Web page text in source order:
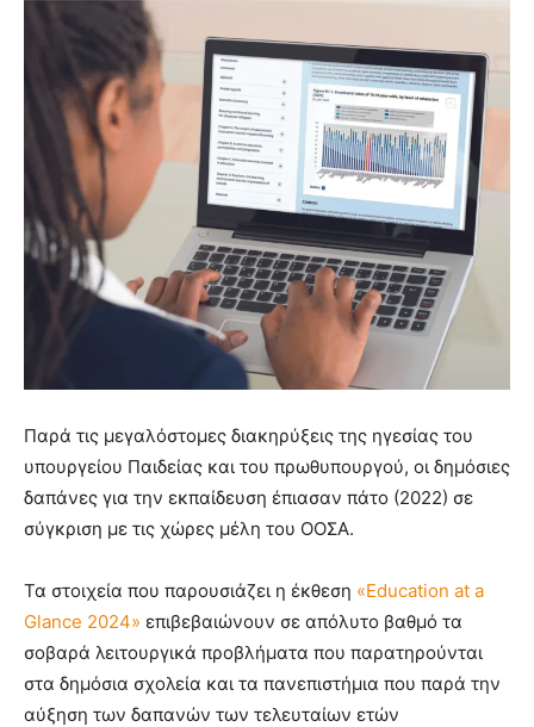
Παρά τις μεγαλόστομες διακηρύξεις της ηγεσίας του
υπουργείου Παιδείας και του πρωθυπουργού, οι δημόσιες
δαπάνες για την εκπαίδευση έπιασαν πάτο (2022) σε
σύγκριση με τις χώρες μέλη του ΟΟΣΑ.
Τα στοιχεία που παρουσιάζει η έκθεση «Education at a
Glance 2024» επιβεβαιώνουν σε απόλυτο βαθμό τα
σοβαρά λειτουργικά προβλήματα που παρατηρούνται
στα δημόσια σχολεία και τα πανεπιστήμια που παρά την
αύξηση των δαπανών των τελευταίων ετών